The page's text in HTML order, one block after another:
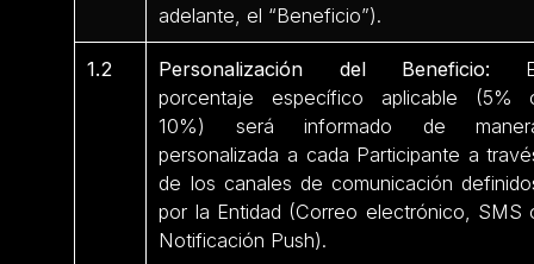
adelante, el “Beneficio”).
1.2 Personalización del Beneficio:
porcentaje específico aplicable (5%
10%) será informado de
personalizada a cada Participante a
de los canales de comunicación
por la Entidad (Correo electrónico, SMS
Notificación Push).